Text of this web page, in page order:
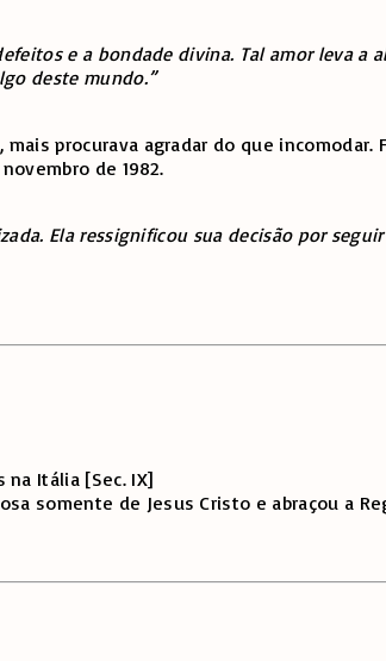
e a bondade divina. Tal amor leva a
deste mundo.”
procurava agradar do que incomodar.
de 1982.
Ela ressignificou sua decisão por
Itália [Sec. IX]
somente de Jesus Cristo e abraçou a